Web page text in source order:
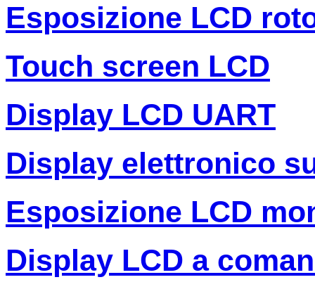
Esposizione LCD
Touch screen LCD
Display LCD UART
Display elettronico
Esposizione LCD
Display LCD a